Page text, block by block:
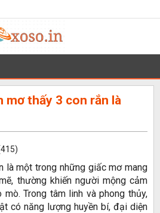
mơ thấy 3 con rắn là
là một trong những giấc mơ mang
thường khiến người mộng cảm
Trong tâm linh và phong thủy,
có năng lượng huyền bí, đại diện